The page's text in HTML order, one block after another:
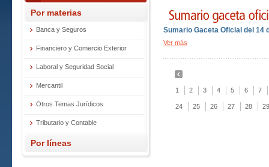
Por materias
Banca y Seguros
Financiero y Comercio Exterior
Laboral y Seguridad Social
Mercantil
Otros Temas Jurídicos
Tributario y Contable
Por líneas
Sumario Gaceta Oficial del 14
Ver más
1 2 3 4 5 6 7
24 25 26 27 28 29